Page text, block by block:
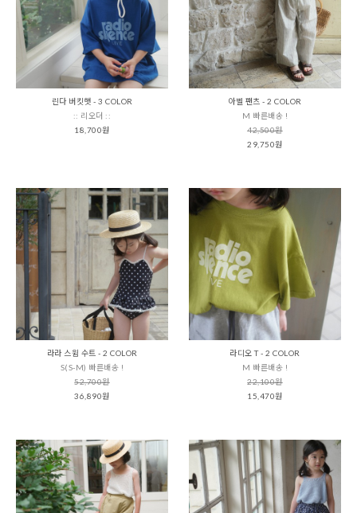
린다 버킷햇 - 3 COLOR
:: 리오더 ::
18,700원
아벨 팬츠 - 2 COLOR
M 빠른배송 !
42,500원
29,750원
라라 스윔 수트 - 2 COLOR
S(S-M) 빠른배송 !
52,700원
36,890원
라디오 T - 2 COLOR
M 빠른배송 !
22,100원
15,470원